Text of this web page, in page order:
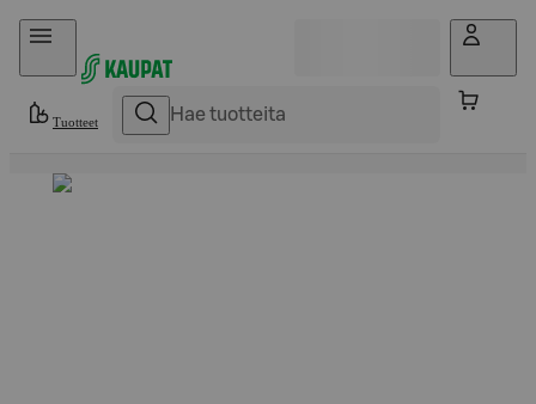
Hyppää sisältöön
Tuotteet